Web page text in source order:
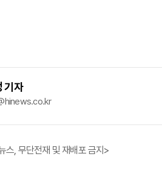
기자
스, 무단전재 및 재배포 금지>